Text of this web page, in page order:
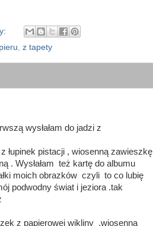
, z tapety
wysłałam do jadzi z
łupinek pistacji , wiosenną zawieszkę
. Wysłałam też kartę do albumu
moich obrazków czyli to co lubię
podwodny świat i jeziora .tak
z papierowej wikliny ,wiosenna